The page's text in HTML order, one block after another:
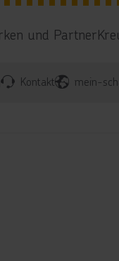
und Partner
Kontakt mein-